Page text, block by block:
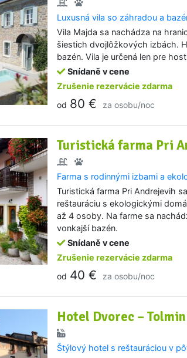
Luxusná vila so záhradou a
Vila Majda sa nachádza na
šiestich dvojlôžkových izbách.
bazén. Vila je určená len pre
Snídaně v cene
Zrušenie rezervácie zdarma
od 80 € za osobu/noc
Turistická farma Pri
Farma s rodinnými izbami a
Turistická farma Pri Andrejevih
reštauráciu s ekologickými
až 4 osoby. Na farme sa
vonkajší bazén.
Snídaně v cene
Zrušenie rezervácie zdarma
od 40 € za osobu/noc
Hotel Dvorec – Tolmin
Štýlový hotel s reštauráciou v